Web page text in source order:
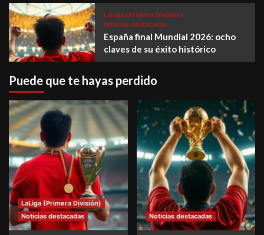
LaLiga (Primera División)
Noticias destacadas
España final Mundial 2026: ocho
claves de su éxito histórico
Puede que te hayas perdido
LaLiga (Primera División)
Noticias destacadas
Noticias destacadas